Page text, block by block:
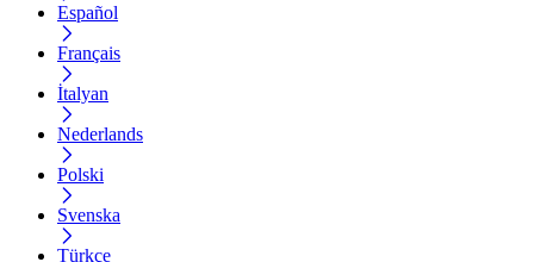
Español
Français
İtalyan
Nederlands
Polski
Svenska
Türkçe